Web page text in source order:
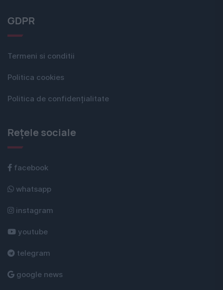
GDPR
Termeni si conditii
Politica cookies
Politica de confidențialitate
Rețele sociale
facebook
whatsapp
instagram
youtube
telegram
google news